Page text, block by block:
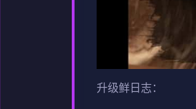
升级鲜日志：